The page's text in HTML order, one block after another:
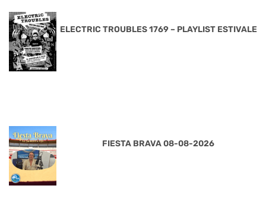
ELECTRIC TROUBLES 1769 – PLAYLIST ESTIVALE
FIESTA BRAVA 08-08-2026